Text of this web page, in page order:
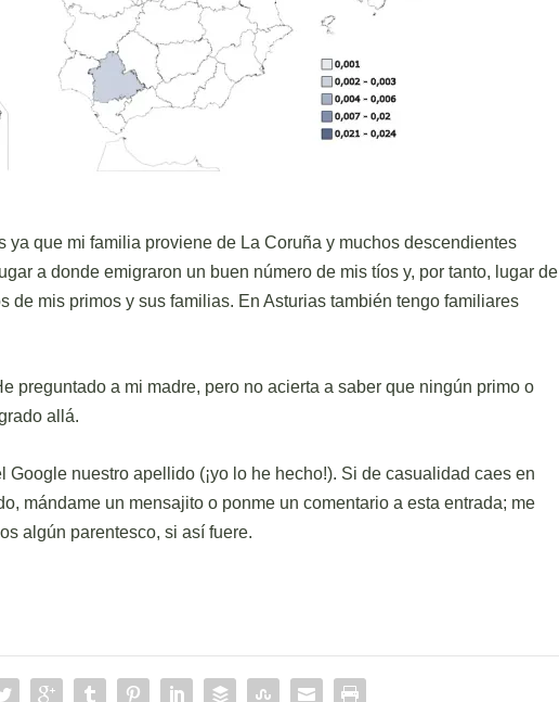
ya que mi familia proviene de La Coruña y muchos descendientes
a donde emigraron un buen número de mis tíos y, por tanto, lugar de
de mis primos y sus familias. En Asturias también tengo familiares
preguntado a mi madre, pero no acierta a saber que ningún primo o
allá.
Google nuestro apellido (¡yo lo he hecho!). Si de casualidad caes en
mándame un mensajito o ponme un comentario a esta entrada; me
algún parentesco, si así fuere.